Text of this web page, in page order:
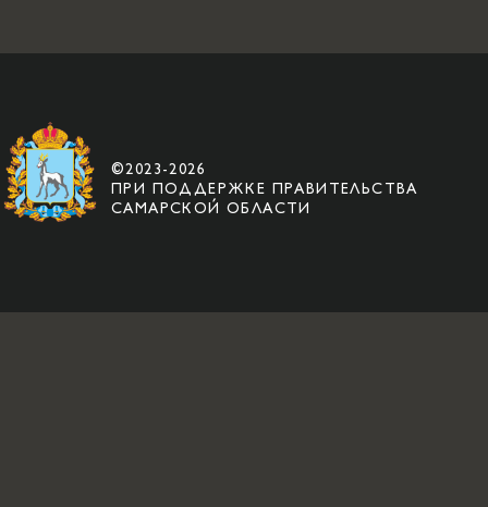
©2023-2026
ПРИ ПОДДЕРЖКЕ ПРАВИТЕЛЬСТВА
САМАРСКОЙ ОБЛАСТИ